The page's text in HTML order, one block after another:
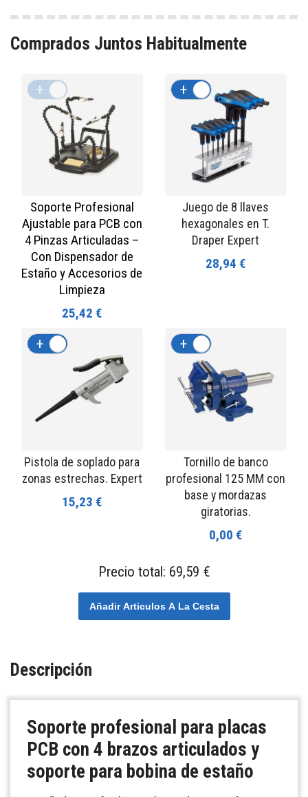
Comprados Juntos Habitualmente
Soporte Profesional
Ajustable para PCB con
4 Pinzas Articuladas –
Con Dispensador de
Estaño y Accesorios de
Limpieza
25,42 €
+
Juego de 8 llaves
hexagonales en T.
Draper Expert
28,94 €
+ -
Pistola de soplado para
zonas estrechas. Expert
15,23 €
+
Tornillo de banco
profesional 125 MM con
base y mordazas
giratorias.
0,00 €
+
Precio total: 69,59 €
Añadir Articulos A La Cesta
Descripción
Soporte profesional para placas
PCB con 4 brazos articulados y
soporte para bobina de estaño